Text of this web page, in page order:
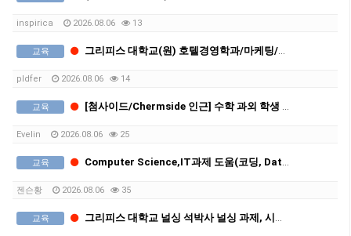
inspirica 2026.08.06 13
교육 그리피스 대학교(원) 호텔경영학과/마케팅/비지니스, 과제/시험 도와드립니다
pldfer 2026.08.06 14
교육 [첨사이드/Chermside 인근] 수학 과외 학생 구합니다 (한국인 선생님)
Evelin 2026.08.06 25
교육 Computer Science,IT과제 도움(코딩, Data,파이썬,JAVA,AWS, C언어,Data,Cyber Security,프로그래밍 등)
젠슨황 2026.08.06 35
교육 그리피스 대학교 널싱 석박사 널싱 과제, 시험 도움드립니다